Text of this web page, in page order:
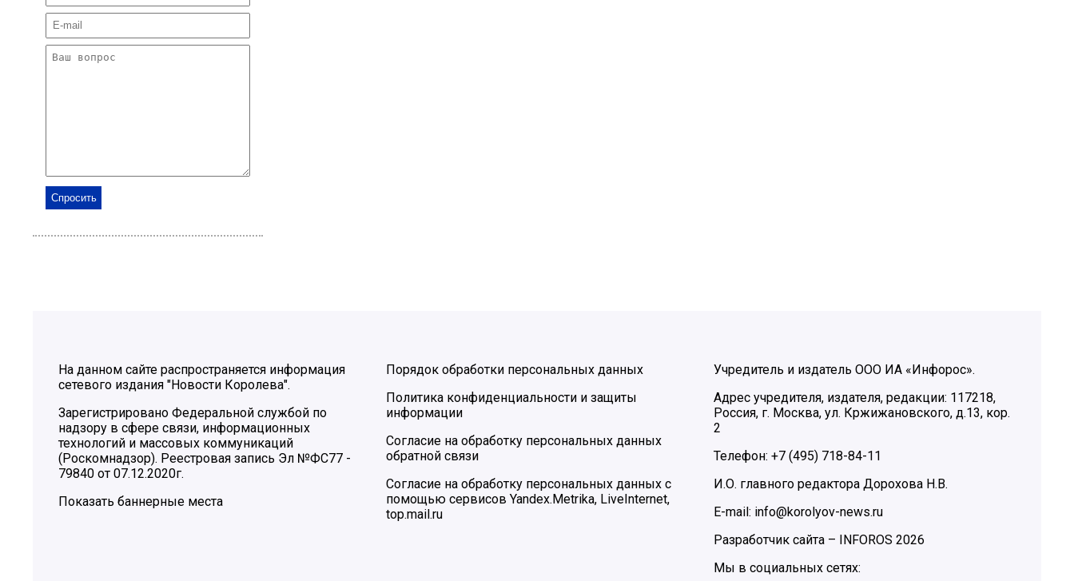
На данном сайте распространяется информация
сетевого издания "Новости Королева".
Зарегистрировано Федеральной службой по
надзору в сфере связи, информационных
технологий и массовых коммуникаций
(Роскомнадзор). Реестровая запись Эл №ФС77 -
79840 от 07.12.2020г.
Показать баннерные места
Порядок обработки персональных данных
Политика конфиденциальности и защиты
информации
Согласие на обработку персональных данных
обратной связи
Согласие на обработку персональных данных с
помощью сервисов Yandex.Metrika, LiveInternet,
top.mail.ru
Учредитель и издатель ООО ИА «Инфорос».
Адрес учредителя, издателя, редакции: 117218,
Россия, г. Москва, ул. Кржижановского, д.13, кор.
2
Телефон: +7 (495) 718-84-11
И.О. главного редактора Дорохова Н.В.
E-mail: info@korolyov-news.ru
Разработчик сайта – INFOROS 2026
Мы в социальных сетях: